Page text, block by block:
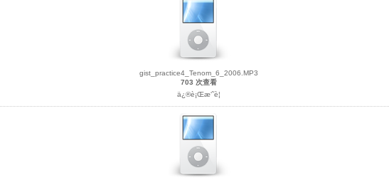
gist_practice4_Tenom_6_2006.MP3
703 次查看
ä¿®è¡Œæ‘˜è¦